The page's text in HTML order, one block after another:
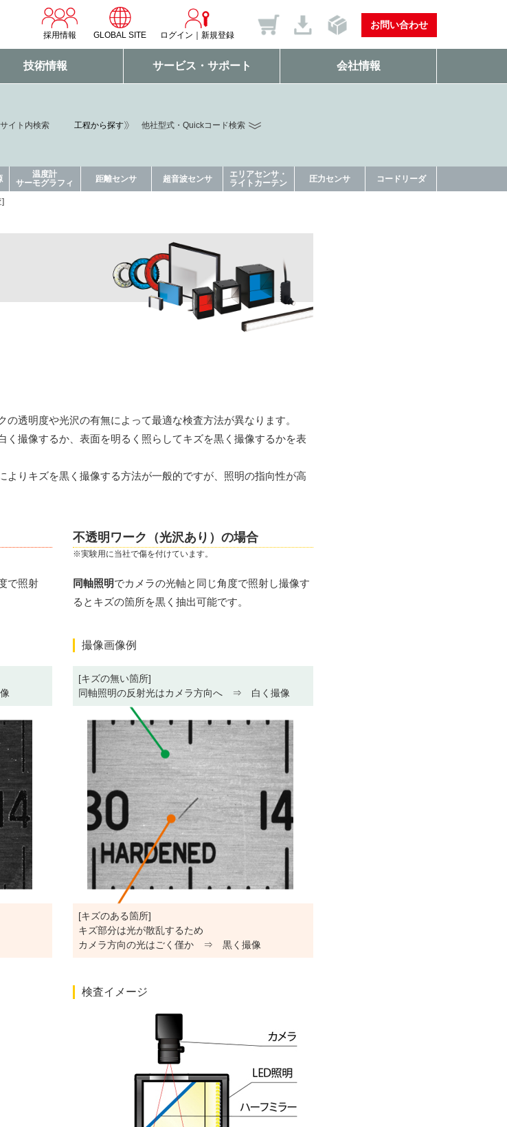
採用情報 GLOBAL SITE ログイン 新規登録
お問い合わせ
技術情報 サービス・サポート 会社情報
サイト内検索 工程から探す 他社型式・Quickコード検索
温度計
サーモグラフィ
距離センサ 超音波センサ
エリアセンサ・
ライトカーテン
圧力センサ コードリーダ
透明度や光沢の有無によって最適な検査方法が異なります。
く撮像するか、表面を明るく照らしてキズを黒く撮像するかを表
よりキズを黒く撮像する方法が一般的ですが、照明の指向性が高
で照射
不透明ワーク（光沢あり）の場合
※実験用に当社で傷を付けています。
同軸照明でカメラの光軸と同じ角度で照射し撮像す
るとキズの箇所を黒く抽出可能です。
撮像画像例
[キズの無い箇所]
同軸照明の反射光はカメラ方向へ ⇒ 白く撮像
[キズのある箇所]
キズ部分は光が散乱するため
カメラ方向の光はごく僅か ⇒ 黒く撮像
検査イメージ